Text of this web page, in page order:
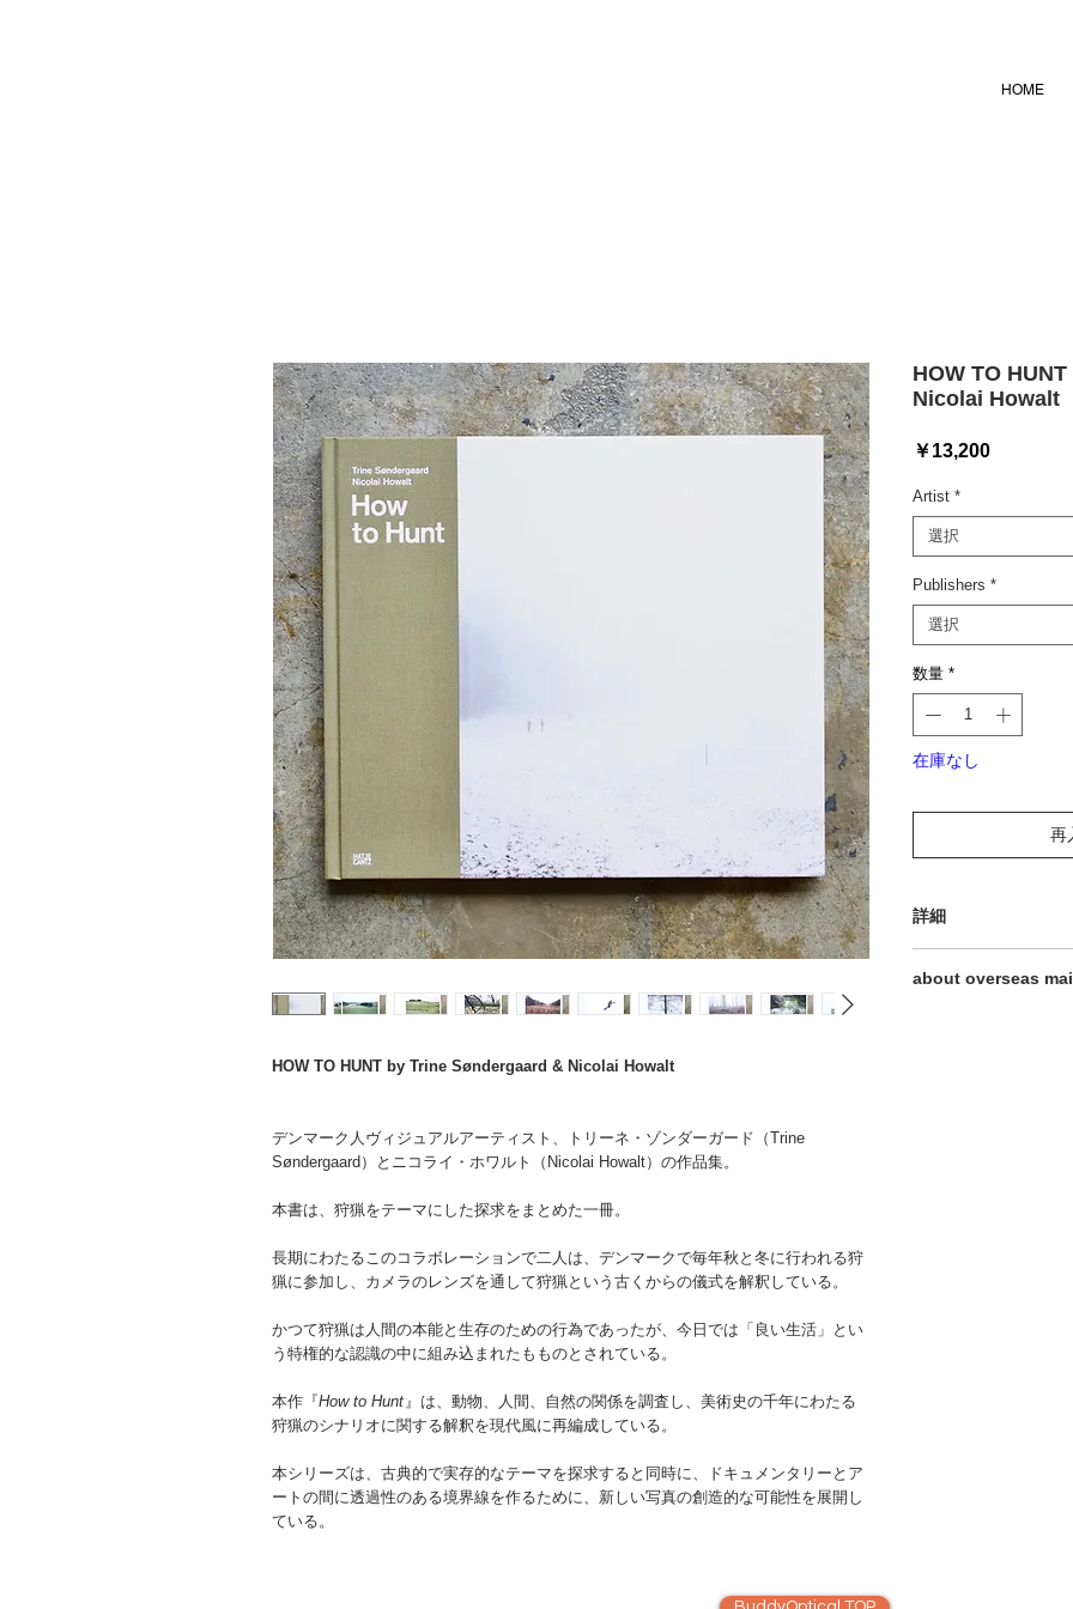
HOME
HOW TO HUNT by Trine Søndergaard & Nicolai Howalt
デンマーク人ヴィジュアルアーティスト、トリーネ・ゾンダーガード（Trine
Søndergaard）とニコライ・ホワルト（Nicolai Howalt）の作品集。
本書は、狩猟をテーマにした探求をまとめた一冊。
長期にわたるこのコラボレーションで二人は、デンマークで毎年秋と冬に行われる狩
猟に参加し、カメラのレンズを通して狩猟という古くからの儀式を解釈している。
かつて狩猟は人間の本能と生存のための行為であったが、今日では「良い生活」とい
う特権的な認識の中に組み込まれたもものとされている。
本作『How to Hunt』は、動物、人間、自然の関係を調査し、美術史の千年にわたる
狩猟のシナリオに関する解釈を現代風に再編成している。
本シリーズは、古典的で実存的なテーマを探求すると同時に、ドキュメンタリーとア
ートの間に透過性のある境界線を作るために、新しい写真の創造的な可能性を展開し
ている。
HOW TO
Nicolai Howalt
￥13,200価
Artist *
選択
Publishers *
選択
数量 *
在庫なし
再
詳細
116 pages
about overseas